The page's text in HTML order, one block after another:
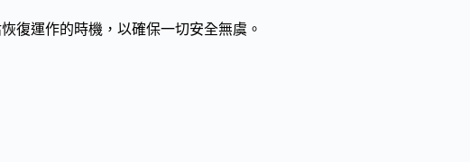
復運作的時機，以確保一切安全無虞。